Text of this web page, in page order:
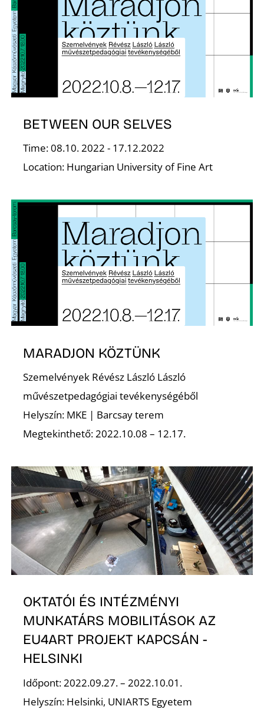
BETWEEN OUR SELVES
Time: 08.10. 2022 - 17.12.2022
Location: Hungarian University of Fine Art
MARADJON KÖZTÜNK
Szemelvények Révész László László
művészetpedagógiai tevékenységéből
Helyszín: MKE | Barcsay terem
Megtekinthető: 2022.10.08 – 12.17.
OKTATÓI ÉS INTÉZMÉNYI
MUNKATÁRS MOBILITÁSOK AZ
EU4ART PROJEKT KAPCSÁN -
HELSINKI
Időpont: 2022.09.27. – 2022.10.01.
Helyszín: Helsinki, UNIARTS Egyetem